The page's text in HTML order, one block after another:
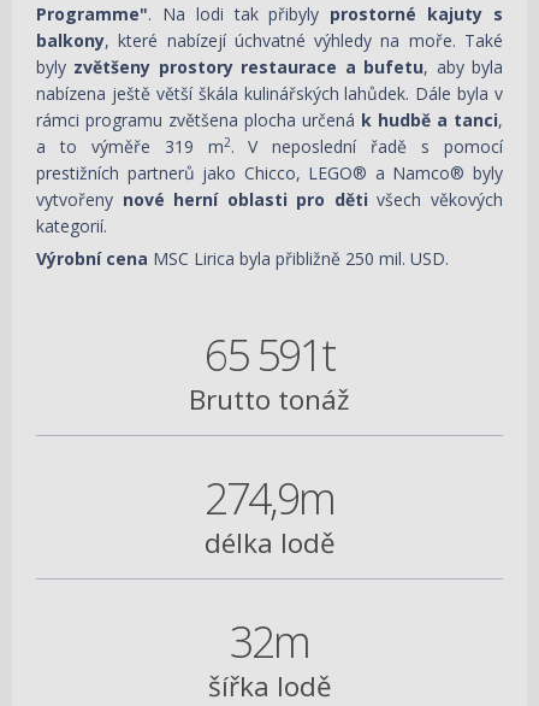
Programme". Na lodi tak přibyly prostorné kajuty s
balkony, které nabízejí úchvatné výhledy na moře. Také
byly zvětšeny prostory restaurace a bufetu, aby byla
nabízena ještě větší škála kulinářských lahůdek. Dále byla v
rámci programu zvětšena plocha určená k hudbě a tanci,
a to výměře 319 m2. V neposlední řadě s pomocí
prestižních partnerů jako Chicco, LEGO® a Namco® byly
vytvořeny nové herní oblasti pro děti všech věkových
kategorií.
Výrobní cena MSC Lirica byla přibližně 250 mil. USD.
65 591t
Brutto tonáž
274,9m
délka lodě
32m
šířka lodě